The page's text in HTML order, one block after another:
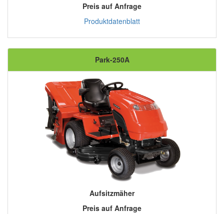
Preis auf Anfrage
Produktdatenblatt
Park-250A
Aufsitzmäher
Preis auf Anfrage